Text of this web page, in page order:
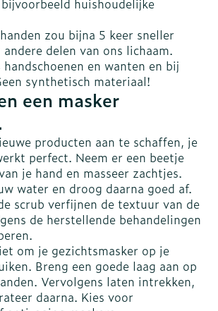
huishoudelijke
zou bijna 5 keer sneller
delen van ons lichaam.
en wanten en bij
synthetisch materiaal!
een masker
producten aan te schaffen, je
perfect. Neem er een beetje
je hand en masseer zachtjes.
water en droog daarna goed af.
scrub verfijnen de textuur van de
de herstellende behandelingen
om je gezichtsmasker op je
Breng een goede laag aan op
Vervolgens laten intrekken,
daarna. Kies voor